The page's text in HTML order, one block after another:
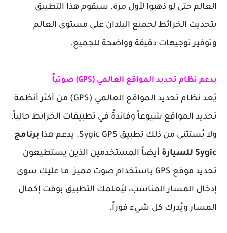
العالم حتى لو ذهبوا لأول مرة. سيقوم هذا التطبيق
بتحديث الخرائط لجميع البلدان على مستوى العالم
وتوفير توجيهات دقيقة وواضحة للجميع.
يدعم نظام تحديد المواقع العالمي (GPS) صوتياً
يُعد نظام تحديد المواقع العالمي (GPS) من أكثر أنظمة
تحديد المواقع شيوعاً وفائدةً في تطبيقات الخرائط حالياً،
ولا يُستثنى من ذلك تطبيق Sygic GPS. يدعم هذا
برنامج
Sygic للسيارة
أيضاً المستخدمين الذين يستطيعون
تحديد موقع GPS باستخدام صوت مميز. ما عليك سوى
إدخال المسار المناسب، ليُعلمك التطبيق بوقت إكمال
المسار ويُدرك كل شيء فوراً.